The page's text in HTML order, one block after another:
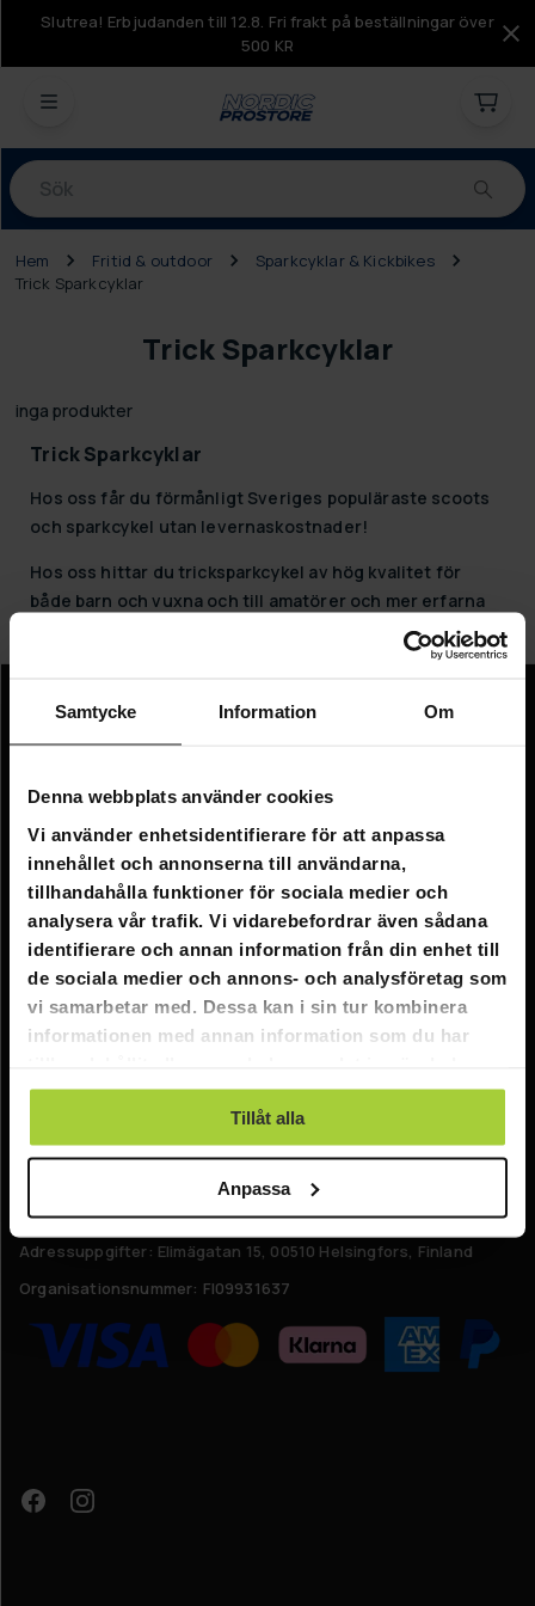
Samtycke Information Om
Denna webbplats använder cookies
Vi använder enhetsidentifierare för att anpassa
innehållet och annonserna till användarna,
tillhandahålla funktioner för sociala medier och
analysera vår trafik. Vi vidarebefordrar även sådana
identifierare och annan information från din enhet till
de sociala medier och annons- och analysföretag som
vi samarbetar med. Dessa kan i sin tur kombinera
informationen med annan information som du har
använt deras tjänster.
Tillåt alla
Anpassa
Slutrea! Erbjudanden till 12.8. Fri frakt på beställningar över
500 KR
Produkter
Hem Fritid & outdoor
Sparkcyklar & Kickbikes
Trick Sparkcyklar
Trick Sparkcyklar
inga produkter
Trick Sparkcyklar
Hos oss får du förmånligt Sveriges populäraste scoots
och sparkcykel utan levernaskostnader!
Hos oss hittar du tricksparkcykel av hög kvalitet för
både barn och vuxna och till amatörer och mer erfarna
Information
Om oss
Kundtjänst
FAQ - Vanliga frågor
Leverans
Returer
Kontakta oss
E-post: info@nordicprostore.se
Adressuppgifter: Elimägatan 15, 00510 Helsingfors, Finland
Organisationsnummer: FI09931637